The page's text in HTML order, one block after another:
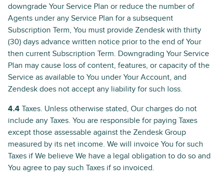
downgrade Your Service Plan or reduce the number of
Agents under any Service Plan for a subsequent
Subscription Term, You must provide Zendesk with thirty
(30) days advance written notice prior to the end of Your
then current Subscription Term. Downgrading Your Service
Plan may cause loss of content, features, or capacity of the
Service as available to You under Your Account, and
Zendesk does not accept any liability for such loss.
4.4 Taxes. Unless otherwise stated, Our charges do not
include any Taxes. You are responsible for paying Taxes
except those assessable against the Zendesk Group
measured by its net income. We will invoice You for such
Taxes if We believe We have a legal obligation to do so and
You agree to pay such Taxes if so invoiced.